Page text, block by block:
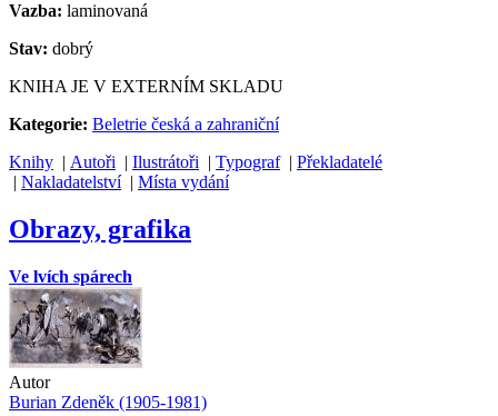
Vazba: laminovaná
Stav: dobrý
KNIHA JE V EXTERNÍM SKLADU
Kategorie: Beletrie česká a zahraniční
Knihy | Autoři | Ilustrátoři | Typograf| Překladatelé
| Nakladatelství| Místa vydání
Obrazy, grafika
Ve lvích spárech
Autor
Burian Zdeněk (1905-1981)